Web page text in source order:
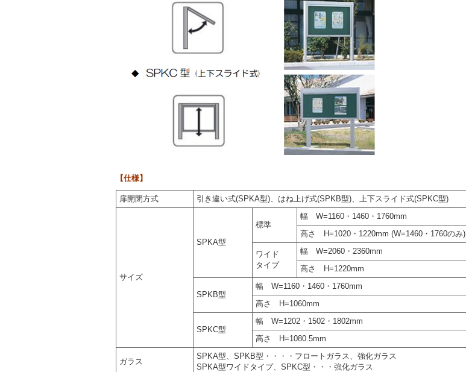
【仕様】
扉開閉方式 引き違い式(SPKA型)、はね上げ式(SPKB型)、上下スライド式(SPKC型)
サイズ
SPKA型
標準
幅 W=1160・1460・1760mm
高さ H=1020・1220mm (W=1460・1760のみ)
ワイド
タイプ
幅 W=2060・2360mm
高さ H=1220mm
SPKB型
幅 W=1160・1460・1760mm
高さ H=1060mm
SPKC型
幅 W=1202・1502・1802mm
高さ H=1080.5mm
ガラス
SPKA型、SPKB型・・・・フロートガラス、強化ガラス
SPKA型ワイドタイプ、SPKC型・・・強化ガラス